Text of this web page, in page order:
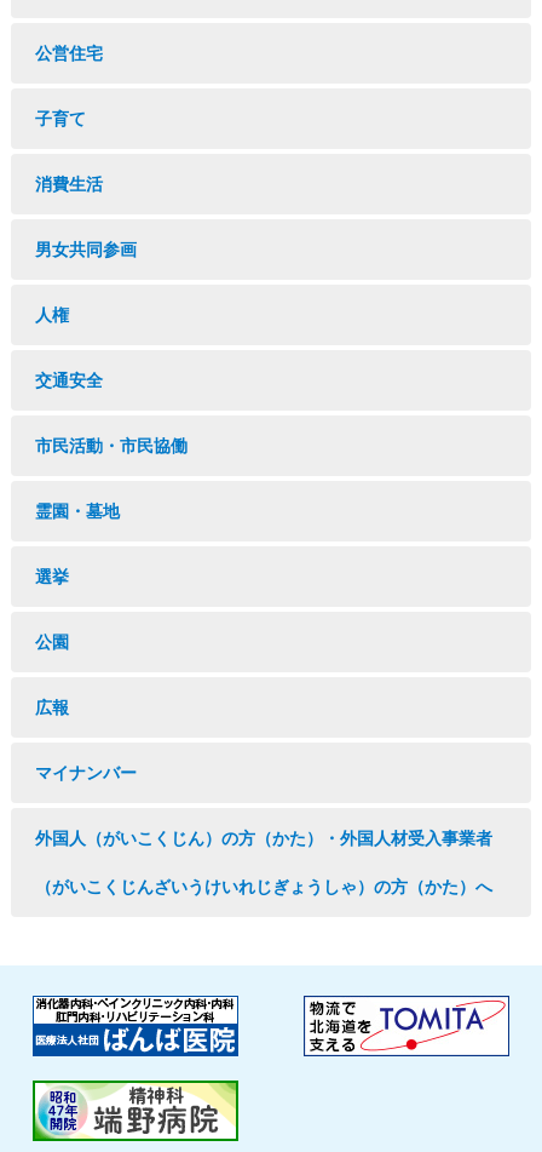
公営住宅
子育て
消費生活
男女共同参画
人権
交通安全
市民活動・市民協働
霊園・墓地
選挙
公園
広報
マイナンバー
外国人（がいこくじん）の方（かた）・外国人材受入事業者
（がいこくじんざいうけいれじぎょうしゃ）の方（かた）へ